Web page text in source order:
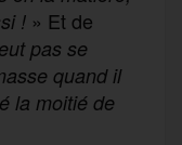
! » Et de
pas se
quand il
la moitié de